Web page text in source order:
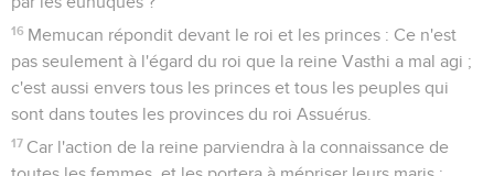
Haman, fils d'Hammedatha, l'Agaguite ; il l'éleva en dignité et
plaça son siège au-dessus de ceux de tous les chefs qui
étaient auprès de lui.
2 Tous les serviteurs du roi, qui se tenaient à la porte du roi,
fléchissaient le genou et se prosternaient devant Haman, car
tel était l'ordre du roi à son égard. Mais Mardochée ne